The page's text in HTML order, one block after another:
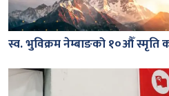
स्व. भुविक्रम नेम्बाङको १०औँ स्मृति